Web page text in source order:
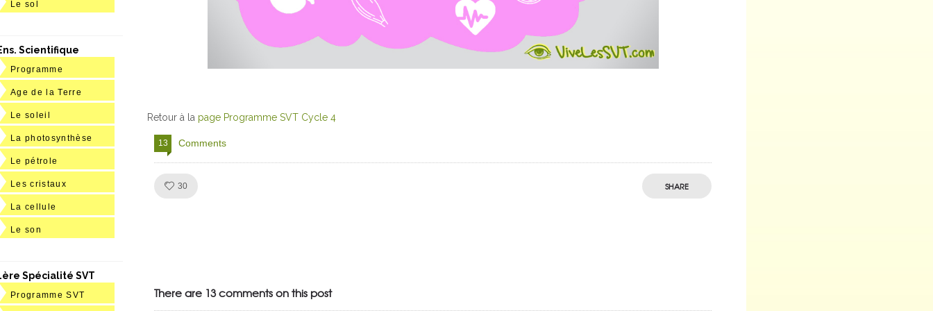
Retour à la page Programme SVT Cycle 4
13 Comments
30 SHARE
There are 13 comments on this post
Le sol
Scientifique
Programme
Age de la Terre
Le soleil
La photosynthèse
Le pétrole
Les cristaux
La cellule
Le son
Spécialité SVT
Programme SVT